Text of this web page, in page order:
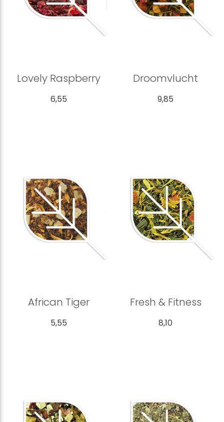
Lovely Raspberry
6,55
Droomvlucht
9,85
African Tiger
5,55
Fresh & Fitness
8,10